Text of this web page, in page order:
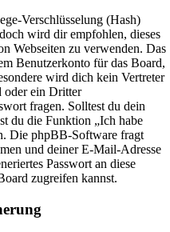
Verschlüsselung (Hash)
wird dir empfohlen, dieses
Webseiten zu verwenden. Das
Benutzerkonto für das Board,
wird dich kein Vertreter
oder ein Dritter
fragen. Solltest du dein
du die Funktion „Ich habe
Die phpBB-Software fragt
und deiner E-Mail-Adresse
Passwort an diese
zugreifen kannst.